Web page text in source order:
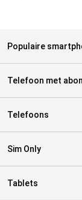
Populaire
Telefoon met
Telefoons
Sim Only
Tablets